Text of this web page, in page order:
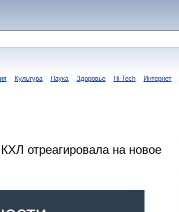
Культура Наука Здоровье Hi-Tech Интернет
отреагировала на новое